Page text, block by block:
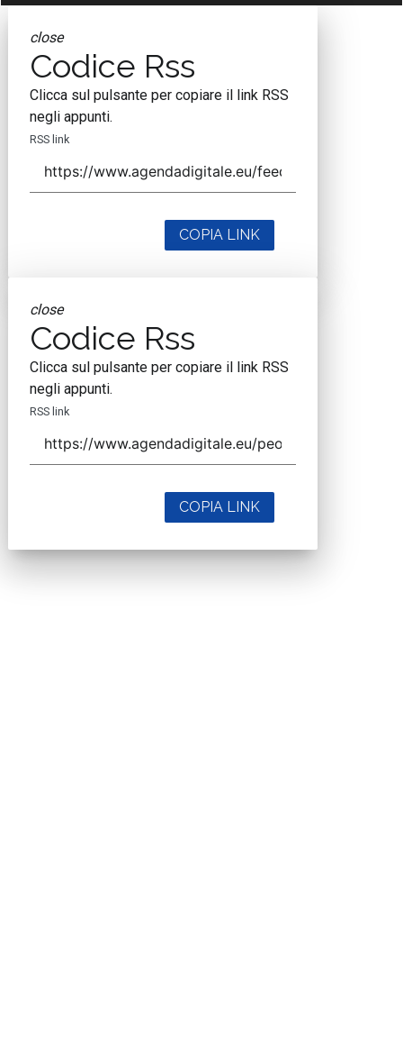
close
Codice Rss
Clicca sul pulsante per copiare il link RSS
negli appunti.
RSS link
COPIA LINK
close
Codice Rss
Clicca sul pulsante per copiare il link RSS
negli appunti.
RSS link
COPIA LINK